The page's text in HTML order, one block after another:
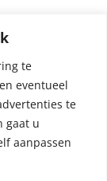
te
eventueel
te
gaat u
aanpassen